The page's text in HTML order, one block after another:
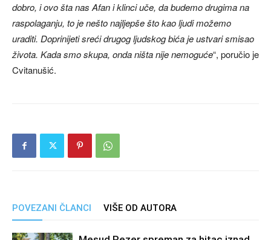
dobro, i ovo šta nas Afan i klinci uče, da budemo drugima na
raspolaganju, to je nešto najljepše što kao ljudi možemo
uraditi. Doprinijeti sreći drugog ljudskog bića je ustvari smisao
života. Kada smo skupa, onda ništa nije nemoguće“, poručio je
Cvitanušić.
POVEZANI ČLANCI VIŠE OD AUTORA